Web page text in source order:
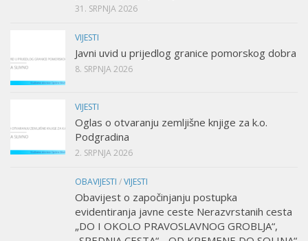
31. SRPNJA 2026
VIJESTI
Javni uvid u prijedlog granice pomorskog dobra
8. SRPNJA 2026
VIJESTI
Oglas o otvaranju zemljišne knjige za k.o.
Podgradina
2. SRPNJA 2026
OBAVIJESTI /VIJESTI
Obavijest o započinjanju postupka
evidentiranja javne ceste Nerazvrstanih cesta
„DO I OKOLO PRAVOSLAVNOG GROBLJA“,